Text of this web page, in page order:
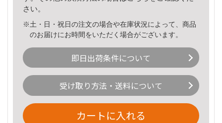
さい。
※土・日・祝日の注文の場合や在庫状況によって、商品
のお届けにお時間をいただく場合がございます。
即日出荷条件について
受け取り方法・送料について
カートに入れる